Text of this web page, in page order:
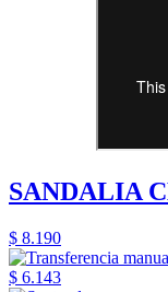
SANDALIA
$ 8.190
$ 6.143